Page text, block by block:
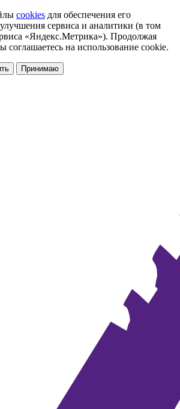
cookies для обеспечения его
сервиса и аналитики (в том
«Яндекс.Метрика»). Продолжая
соглашаетесь на использование cookie.
Принимаю